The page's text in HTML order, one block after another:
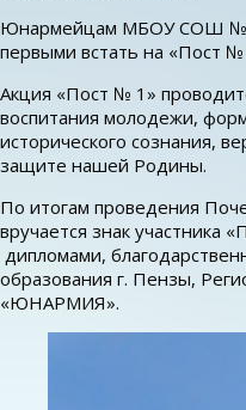
Юнармейцам МБОУ СОШ №
первыми встать на «Пост №
Акция «Пост № 1»
воспитания молодежи,
исторического сознания,
защите нашей Родины.
По итогам проведения
вручается знак участника
дипломами,
образования г. Пензы,
«ЮНАРМИЯ».